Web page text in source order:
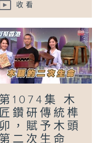
收看
第1074集 木
匠鑽研傳統榫
卯，賦予木頭
第二次生命